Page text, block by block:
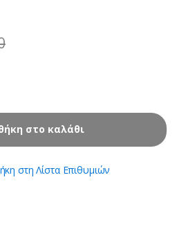
στο καλάθι
στη Λίστα Επιθυμιών